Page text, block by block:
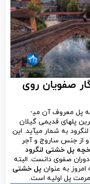
صفویان روی
می­توان گفت بسیاری از ایرانیان لنگرود را به پل معروف آن می­
پل­های قدیمی گیلان
به شمار می­آید. این
و از جنس ساروج و آجر
پل خشتی لنگرود
صفوی دانست. البته
به عنوان پل خشتی
مرمت پل اولیه است.